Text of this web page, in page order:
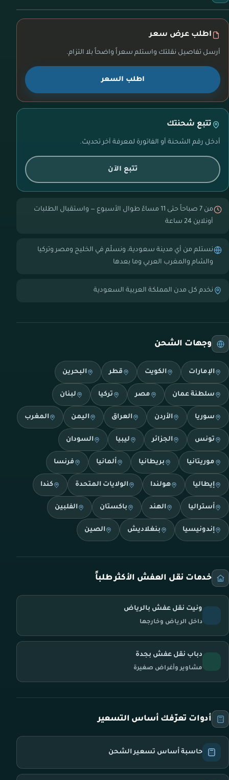
اطلب عرض سعر
أرسل تفاصيل نقلتك واستلم سعراً واضحاً بلا التزام.
اطلب السعر
تتبع شحنتك
أدخل رقم الشحنة أو الفاتورة لمعرفة آخر تحديث.
تتبع الآن
من 7 صباحاً حتى 11 مساءً طوال الأسبوع — واستقبال الطلبات
أونلاين 24 ساعة
نستلم من أي مدينة سعودية، ونسلّم في الخليج ومصر وتركيا
والشام والمغرب العربي وما بعدها
نخدم كل مدن المملكة العربية السعودية
وجهات الشحن
الإمارات الكويت قطر البحرين
سلطنة عمان مصر تركيا لبنان
سوريا الأردن العراق اليمن المغرب
تونس الجزائر ليبيا السودان
موريتانيا بريطانيا ألمانيا فرنسا
إيطاليا هولندا الولايات المتحدة كندا
أستراليا الهند باكستان الفلبين
إندونيسيا بنغلاديش الصين
خدمات نقل العفش الأكثر طلباً
ونيت نقل عفش بالرياض
داخل الرياض وخارجها
دباب نقل عفش بجدة
مشاوير وأغراض صغيرة
أدوات تعرّفك أساس التسعير
حاسبة أساس تسعير الشحن